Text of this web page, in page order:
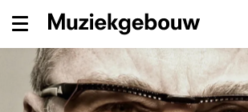
Menu